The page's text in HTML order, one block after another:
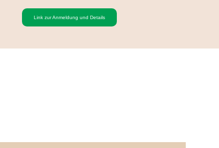
Link zur Anmeldung und Details